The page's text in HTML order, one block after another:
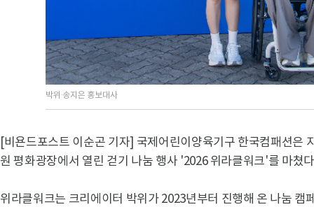
박위·송지은 홍보대사
[비욘드포스트 이순곤 기자] 국제어린이양육기구 한국컴패션은
원 평화광장에서 열린 걷기 나눔 행사 '2026 위라클워크'를 마쳤
위라클워크는 크리에이터 박위가 2023년부터 진행해 온 나눔 캠